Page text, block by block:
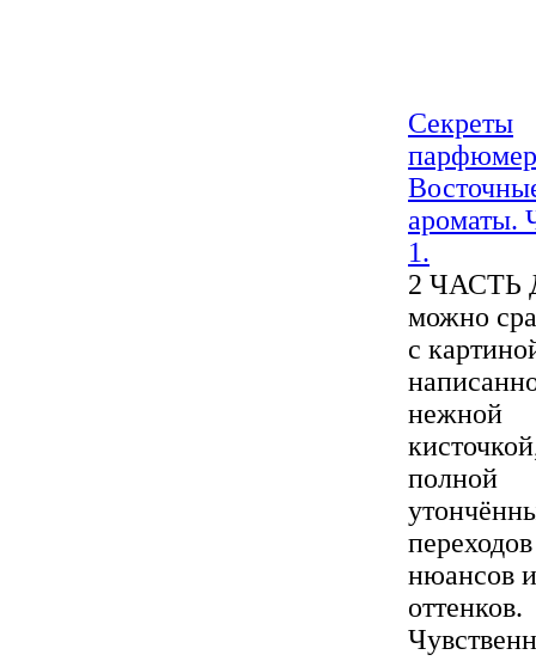
Секреты
ароматы.
1.
2 ЧАСТЬ
можно
с
нежной
полной
переходов
нюансов и
оттенков.